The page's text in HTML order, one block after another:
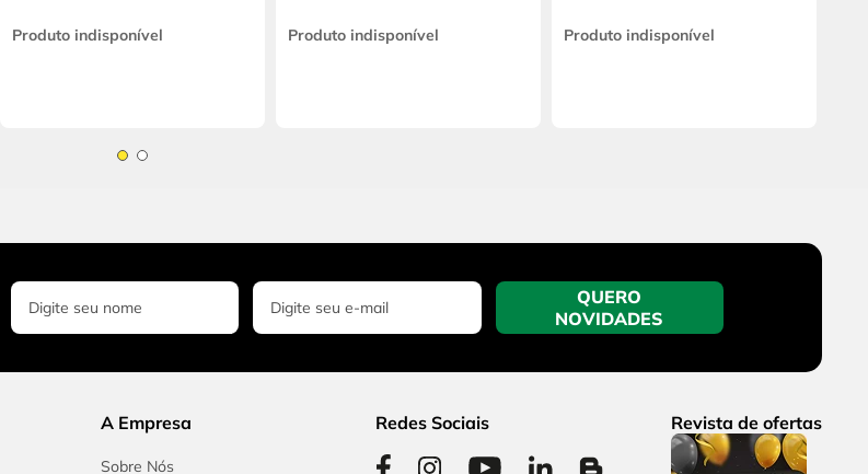
Produto indisponível Produto indisponível Produto indisponível
QUERO
NOVIDADES
A Empresa
Sobre Nós
Redes Sociais Revista de ofertas